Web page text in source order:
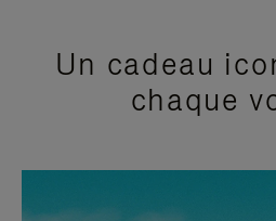
Un cadeau
chaque